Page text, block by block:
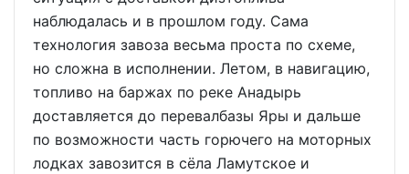
наблюдалась и в прошлом году. Сама
технология завоза весьма проста по схеме,
но сложна в исполнении. Летом, в навигацию,
топливо на баржах по реке Анадырь
доставляется до перевалбазы Яры и дальше
по возможности часть горючего на моторных
лодках завозится в сёла Ламутское и